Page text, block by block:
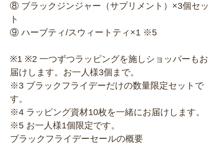
⑧ ブラックジンジャー（サプリメント）×3個セッ
ト
⑨ ハーブティ/スウィートティ×1 ※5
※1 ※2 一つずつラッピングを施しショッパーもお
届けします。お一人様3個まで。
※3 ブラックフライデーだけの数量限定セットで
す。
※4 ラッピング資材10枚を一緒にお届けします。
※5 お一人様1個限定です。
ブラックフライデーセールの概要